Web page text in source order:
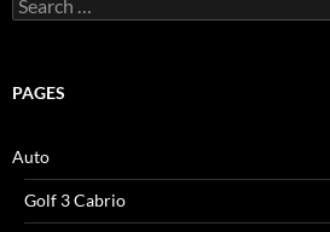
for:
PAGES
Auto
Golf 3 Cabrio